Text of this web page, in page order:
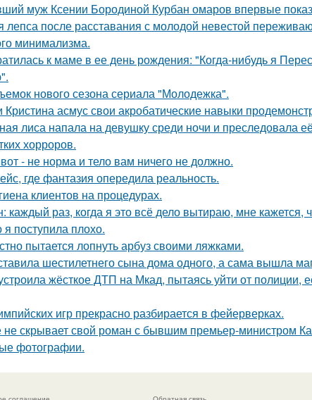
муж Ксении Бородиной Курбан омаров впервые
лепса после расставания с молодой невестой
минимализма.
к маме в ее день рождения: "Когда-нибудь я
нового сезона сериала "Молодежка".
асмус свои акробатические навыки
лиса напала на девушку среди ночи и преследовала
хорроров.
- не норма и тело вам ничего не должно.
где фантазия опередила реальность.
клиентов на процедурах.
раз, когда я это всё дело вытираю, мне кажется,
я поступила плохо.
пытается лопнуть арбуз своими ляжками.
шестилетнего сына дома одного, а сама вышла
жёсткое ДТП на Мкад, пытаясь уйти от полиции,
игр прекрасно разбирается в фейерверках.
скрывает свой роман с бывшим премьер-министром
фотографии.